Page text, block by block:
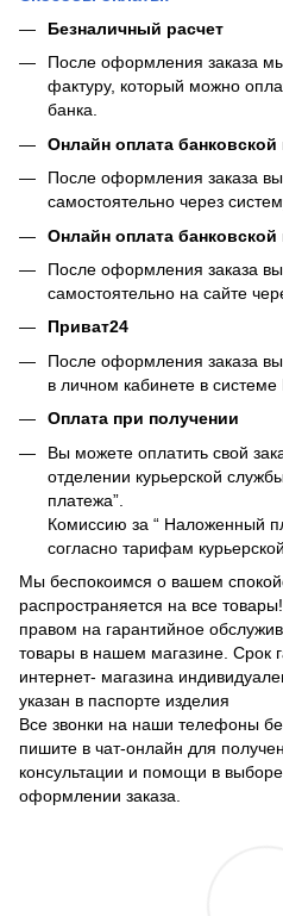
Безналичный расчет
После оформления заказа
фактуру, который можно
банка.
Онлайн оплата банковской
После оформления заказа
самостоятельно через
Онлайн оплата банковской
После оформления заказа
самостоятельно на сайте
Приват24
После оформления заказа
в личном кабинете в
Оплата при получении
Вы можете оплатить свой
отделении курьерской
платежа”.
Комиссию за “ Наложенный
согласно тарифам
Мы беспокоимся о вашем
распространяется на все
правом на гарантийное
товары в нашем магазине. Срок
интернет- магазина
указан в паспорте изделия
Все звонки на наши телефоны
пишите в чат-онлайн для
консультации и помощи в
оформлении заказа.